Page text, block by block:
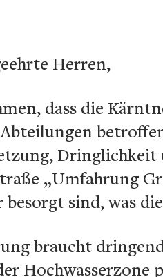
Herren,
dass die
Dringlichkeit
„Umfahrung
sind, was
braucht
Hochwasserzone